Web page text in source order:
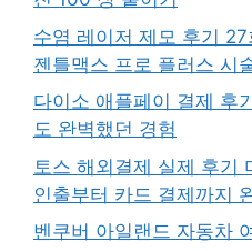
수염 레이저 제모 후기
젠틀맥스 프로 플러스 시
다이소 애플페이 결제 후
도 완벽했던 경험
토스 해외결제 실제 후기
인출부터 카드 결제까지
벤쿠버 아일랜드 자동차